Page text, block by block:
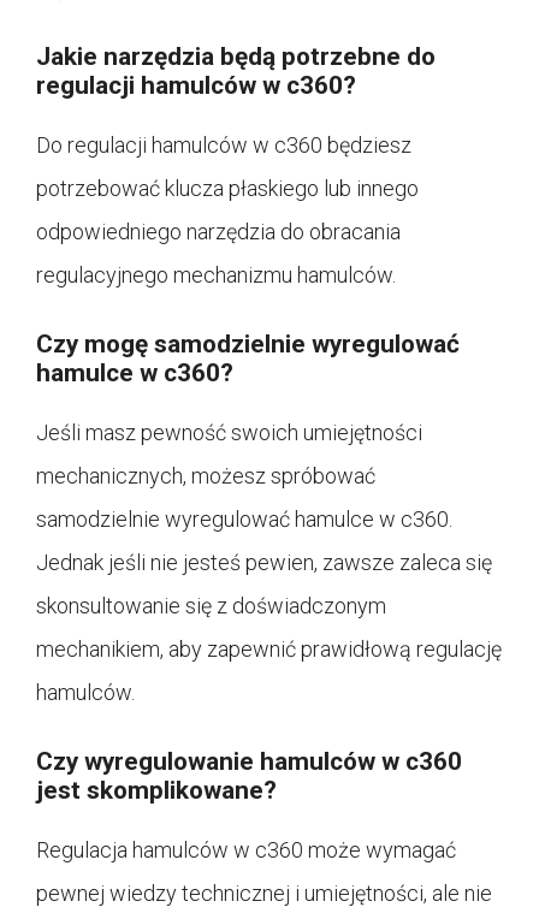
Jakie narzędzia będą potrzebne do
regulacji hamulców w c360?
Do regulacji hamulców w c360 będziesz
potrzebować klucza płaskiego lub innego
odpowiedniego narzędzia do obracania
regulacyjnego mechanizmu hamulców.
Czy mogę samodzielnie wyregulować
hamulce w c360?
Jeśli masz pewność swoich umiejętności
mechanicznych, możesz spróbować
samodzielnie wyregulować hamulce w c360.
Jednak jeśli nie jesteś pewien, zawsze zaleca się
skonsultowanie się z doświadczonym
mechanikiem, aby zapewnić prawidłową regulację
hamulców.
Czy wyregulowanie hamulców w c360
jest skomplikowane?
Regulacja hamulców w c360 może wymagać
pewnej wiedzy technicznej i umiejętności, ale nie